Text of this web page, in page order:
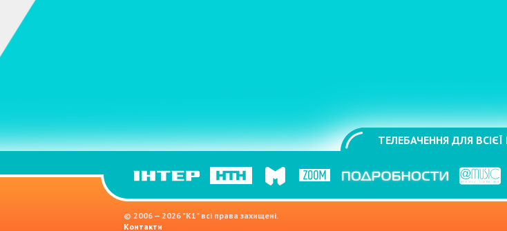
ТЕЛЕБАЧЕННЯ ДЛЯ
© 2006 — 2026 "K1" всі права захищені.
Контакти